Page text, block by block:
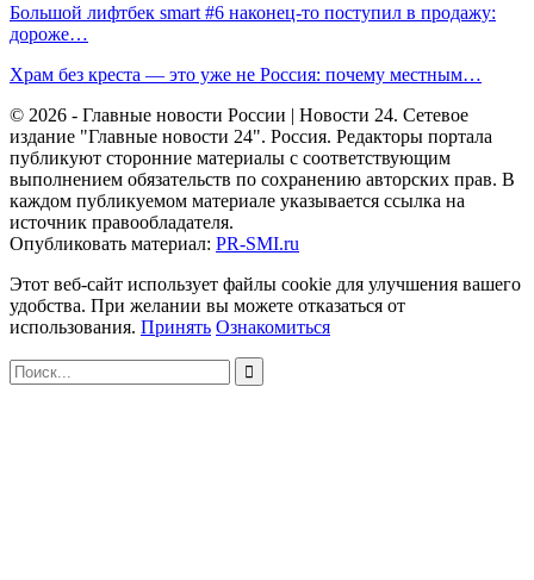
Большой лифтбек smart #6 наконец-то поступил в продажу:
дороже…
Храм без креста — это уже не Россия: почему местным…
© 2026 - Главные новости России | Новости 24. Сетевое
издание "Главные новости 24". Россия. Редакторы портала
публикуют сторонние материалы с соответствующим
выполнением обязательств по сохранению авторских прав. В
каждом публикуемом материале указывается ссылка на
источник правообладателя.
Опубликовать материал: PR-SMI.ru
Этот веб-сайт использует файлы cookie для улучшения вашего
удобства. При желании вы можете отказаться от
использования. Принять Ознакомиться